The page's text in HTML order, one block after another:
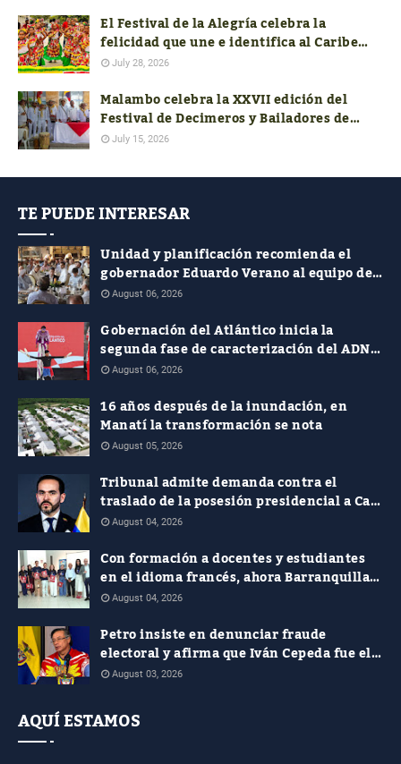
El Festival de la Alegría celebra la
felicidad que une e identifica al Caribe
colombiano
July 28, 2026
Malambo celebra la XXVII edición del
Festival de Decimeros y Bailadores de
Cumbia de la Región Caribe
July 15, 2026
TE PUEDE INTERESAR
Unidad y planificación recomienda el
gobernador Eduardo Verano al equipo de
costeños en el nuevo Gobierno nacional
August 06, 2026
Gobernación del Atlántico inicia la
segunda fase de caracterización del ADN
Cultural
August 06, 2026
16 años después de la inundación, en
Manatí la transformación se nota
August 05, 2026
Tribunal admite demanda contra el
traslado de la posesión presidencial a Cali
y pide soportes jurídicos, presupuestales
August 04, 2026
Con formación a docentes y estudiantes
en el idioma francés, ahora Barranquilla
le apuesta al plurilingüismo
August 04, 2026
Petro insiste en denunciar fraude
electoral y afirma que Iván Cepeda fue el
verdadero ganador de las presidenciales
August 03, 2026
AQUÍ ESTAMOS